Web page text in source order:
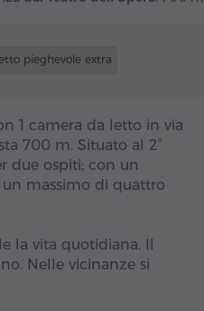
pieghevole extra
1 camera da letto in via
700 m. Situato al 2°
due ospiti; con un
massimo di quattro
la vita quotidiana. Il
Nelle vicinanze si